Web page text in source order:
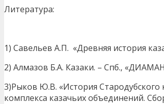
Литература:
1) Савельев А.П. «Древняя история
2) Алмазов Б.А. Казаки. – Спб.,
3)Рыков Ю.В. «История
комплекса казачьих объединений.